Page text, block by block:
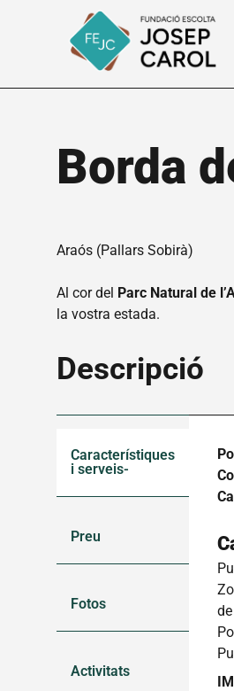
Borda
Araós (Pallars Sobirà)
Al cor del Parc Natural de
la vostra estada.
Descripció
Característiques
i serveis
Preu
Fotos
Activitats